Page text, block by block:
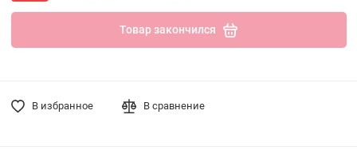
Товар закончился
В избранное В сравнение